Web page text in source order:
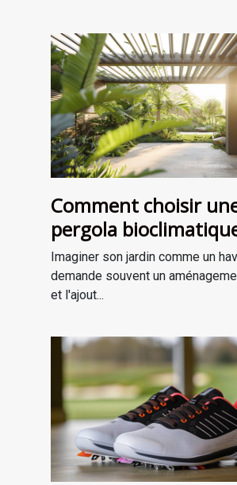
Comment choisir
pergola
améliorer votre
Imaginer son jardin comme un
demande souvent un
et l'ajout...